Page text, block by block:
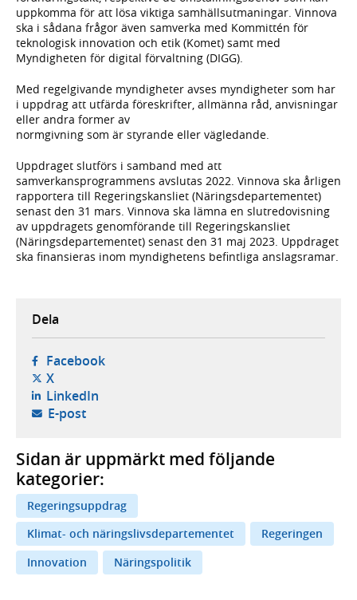
uppkomma för att lösa viktiga samhällsutmaningar. Vinnova
ska i sådana frågor även samverka med Kommittén för
teknologisk innovation och etik (Komet) samt med
Myndigheten för digital förvaltning (DIGG).
Med regelgivande myndigheter avses myndigheter som har
i uppdrag att utfärda föreskrifter, allmänna råd, anvisningar
eller andra former av
normgivning som är styrande eller vägledande.
Uppdraget slutförs i samband med att
samverkansprogrammens avslutas 2022. Vinnova ska årligen
rapportera till Regeringskansliet (Näringsdepartementet)
senast den 31 mars. Vinnova ska lämna en slutredovisning
av uppdragets genomförande till Regeringskansliet
(Näringsdepartementet) senast den 31 maj 2023. Uppdraget
ska finansieras inom myndighetens befintliga anslagsramar.
Dela
Facebook- öppnas i ny flik, extern webbplats,
X- öppnas i ny flik, extern webbplats,
LinkedIn- öppnas i ny flik, extern webbplats,
E-post- öppnar din e-postklient,
Sidan är uppmärkt med följande
kategorier:
Regeringsuppdrag
Klimat- och näringslivsdepartementet
Regeringen
Innovation
Näringspolitik